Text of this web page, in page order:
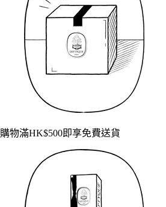
購物滿HK$500即享免費送貨